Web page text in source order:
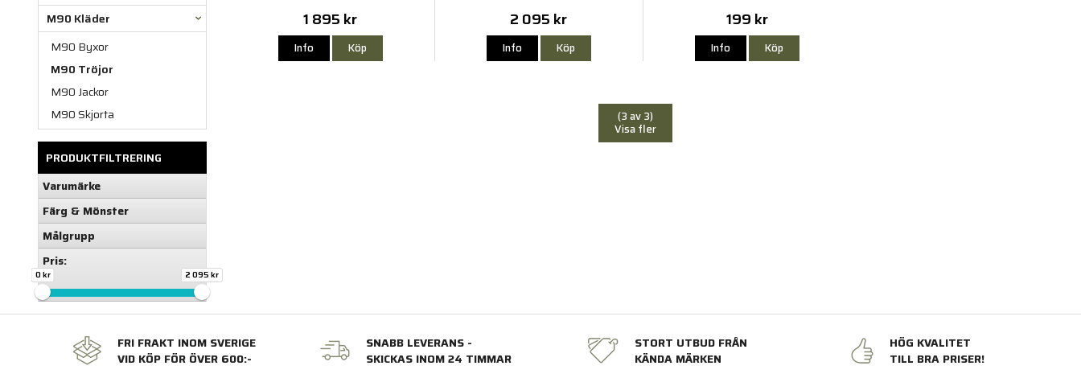
M90 Kläder
M90 Byxor
M90 Tröjor
M90 Jackor
M90 Skjorta
PRODUKTFILTRERING
Varumärke
Färg & Mönster
Målgrupp
Pris:
0 kr 2 095 kr
1 895 kr
Info Köp
2 095 kr
Info Köp
199 kr
Info Köp
(3 av 3)
Visa fler
FRI FRAKT INOM SVERIGE
VID KÖP FÖR ÖVER 600:-
SNABB LEVERANS -
SKICKAS INOM 24 TIMMAR
STORT UTBUD FRÅN
KÄNDA MÄRKEN
HÖG KVALITET
TILL BRA PRISER!